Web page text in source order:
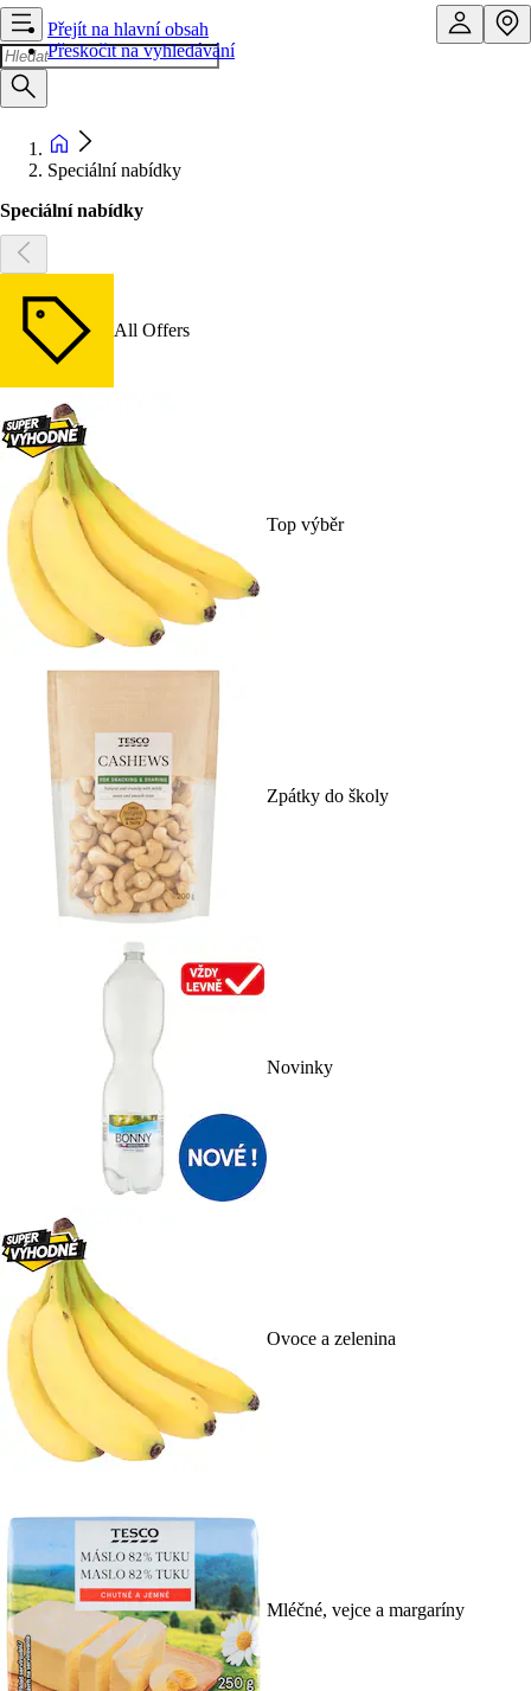
Přejít na hlavní obsah
Přeskočit na vyhledávání
Speciální nabídky
Speciální nabídky
All Offers
Top výběr
Zpátky do školy
Novinky
Ovoce a zelenina
Mléčné, vejce a margaríny